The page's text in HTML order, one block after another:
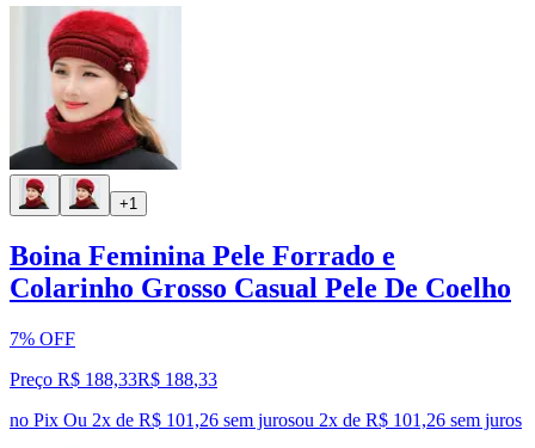
+1
Boina Feminina Pele Forrado e
Colarinho Grosso Casual Pele De Coelho
7% OFF
Preço R$ 188,33R$ 188,33
no Pix Ou 2x de R$ 101,26 sem jurosou 2x de R$ 101,26 sem juros